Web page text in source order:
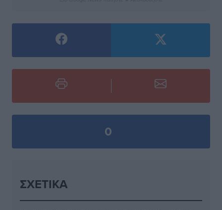
0
ΣΧΕΤΙΚΆ